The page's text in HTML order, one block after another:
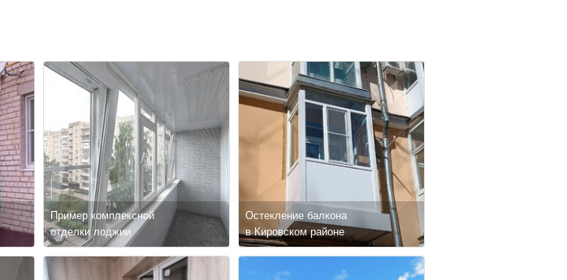
Пример комплексной
отделки лоджии
Остекление балкона
в Кировском районе